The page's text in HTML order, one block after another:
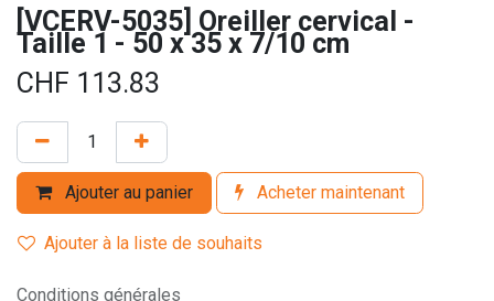
[VCERV-5035] Oreiller cervical -
Taille 1 - 50 x 35 x 7/10 cm
CHF 113.83
Ajouter au panier Acheter maintenant
Ajouter à la liste de souhaits
Conditions générales